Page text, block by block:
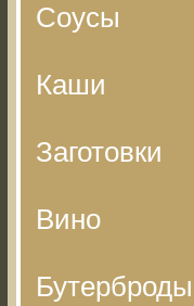
Соусы
Каши
Заготовки
Вино
Бутерброды